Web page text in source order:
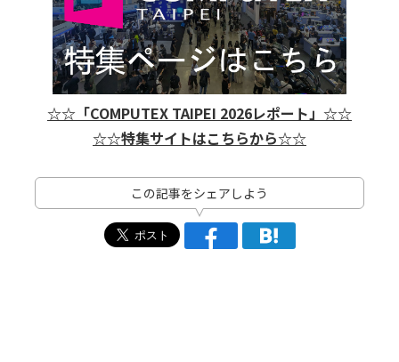
☆☆「COMPUTEX TAIPEI 2026レポート」☆☆
☆☆特集サイトはこちらから☆☆
この記事をシェアしよう